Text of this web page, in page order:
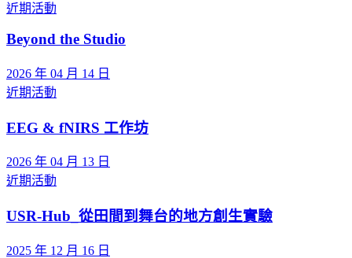
近期活動
Beyond the Studio
2026 年 04 月 14 日
近期活動
EEG & fNIRS 工作坊
2026 年 04 月 13 日
近期活動
USR-Hub_從田間到舞台的地方創生實驗
2025 年 12 月 16 日